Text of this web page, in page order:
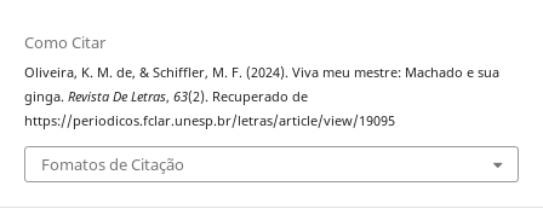
Como Citar
Oliveira, K. M. de, & Schiffler, M. F. (2024). Viva meu mestre: Machado e sua
ginga. Revista De Letras, 63(2). Recuperado de
https://periodicos.fclar.unesp.br/letras/article/view/19095
Fomatos de Citação